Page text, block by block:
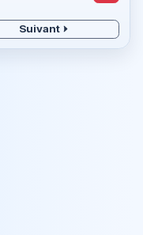
Suivant